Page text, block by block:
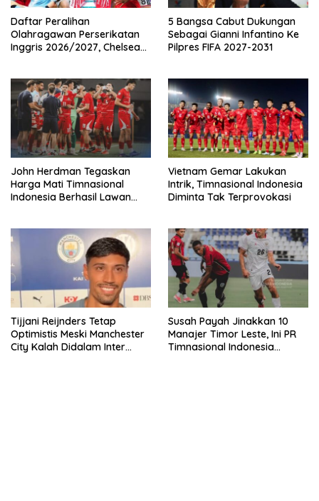
Daftar Peralihan
Olahragawan Perserikatan
Inggris 2026/2027, Chelsea
5 Bangsa Cabut Dukungan
Sebagai Gianni Infantino Ke
Pilpres FIFA 2027-2031
John Herdman Tegaskan
Harga Mati Timnasional
Indonesia Berhasil Lawan
Vietnam Gemar Lakukan
Intrik, Timnasional Indonesia
Diminta Tak Terprovokasi
Tijjani Reijnders Tetap
Optimistis Meski Manchester
City Kalah Didalam Inter
Susah Payah Jinakkan 10
Manajer Timor Leste, Ini PR
Timnasional Indonesia